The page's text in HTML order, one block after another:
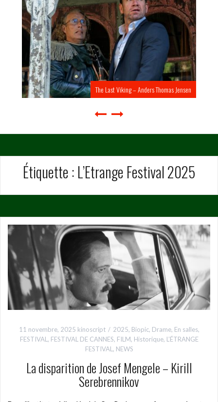
The Last Viking – Anders Thomas Jensen
Étiquette : L’Etrange Festival 2025
11 novembre, 2025 kinoscript 2025, Biopic, Drame, En salles,
FESTIVAL , FESTIVAL DE CANNES, FILM, Historique, L’ÉTRANGE
FESTIVAL , NEWS
La disparition de Josef Mengele – Kirill
Serebrennikov